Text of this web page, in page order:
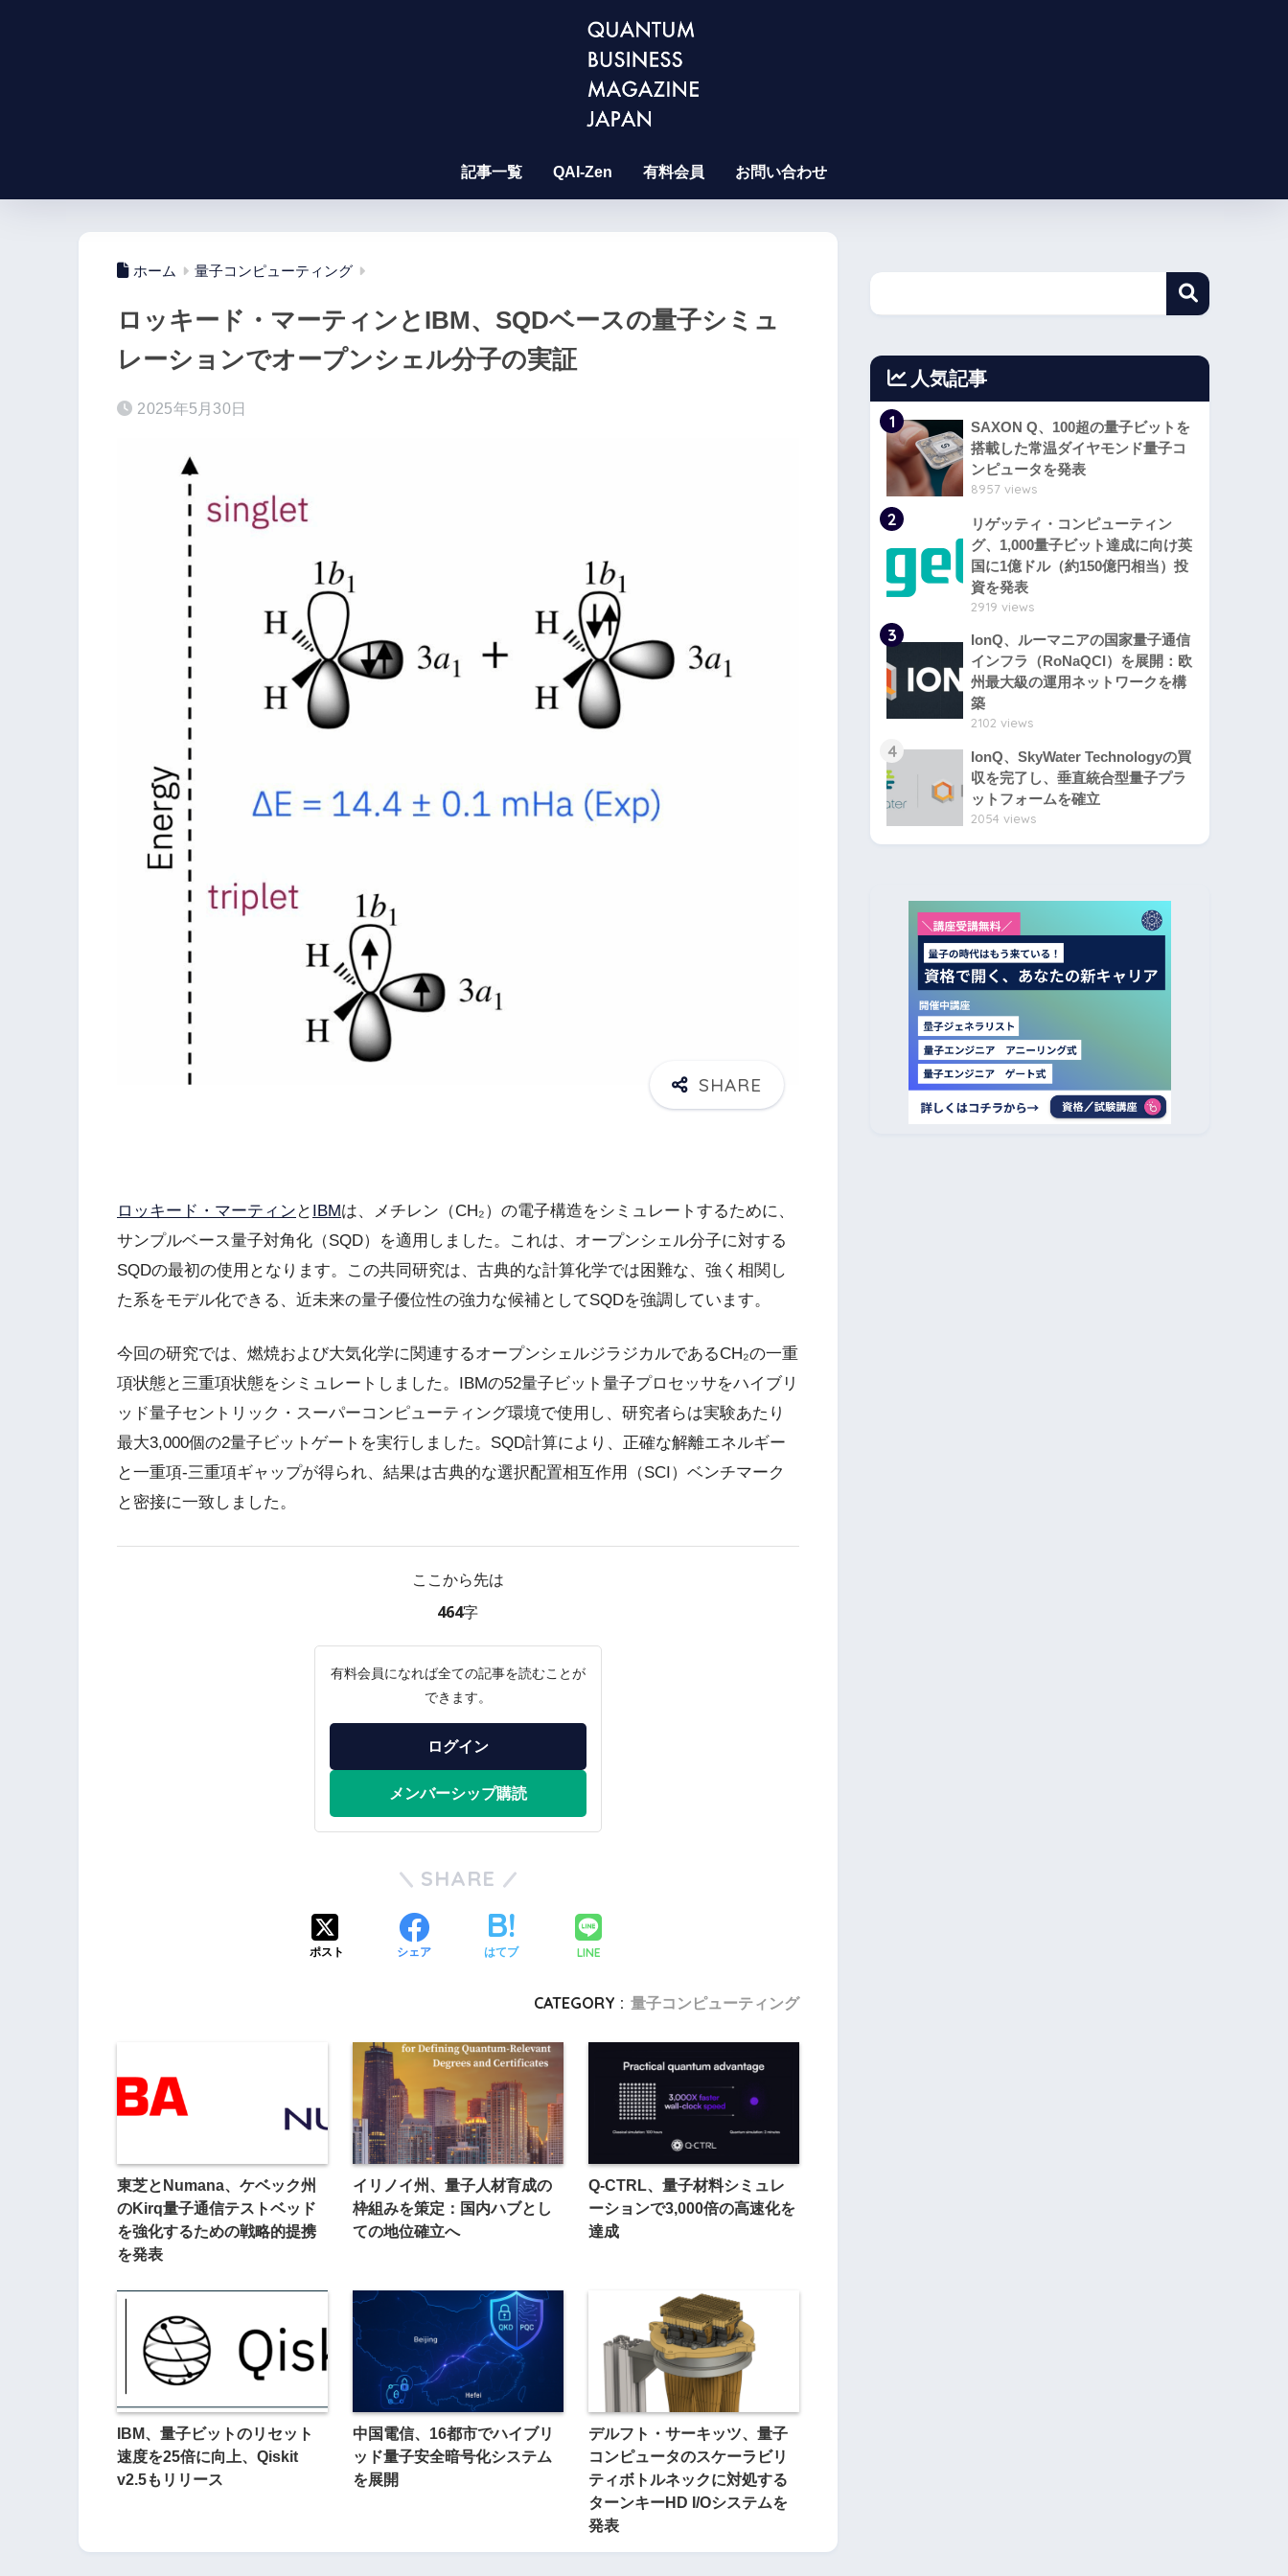
記事一覧 QAI-Zen 有料会員 お問い合わせ
ホーム 量子コンピューティング
ロッキード・マーティンとIBM、SQDベースの量子シミュ
レーションでオープンシェル分子の実証
2025年5月30日
ロッキード・マーティン と IBMは、メチレン（CH₂）の電子構造をシミュレートするために、
サンプルベース量子対角化（SQD）を適用しました。これは、オープンシェル分子に対する
SQDの最初の使用となります。この共同研究は、古典的な計算化学では困難な、強く相関し
た系をモデル化できる、近未来の量子優位性の強力な候補としてSQDを強調しています。
今回の研究では、燃焼および大気化学に関連するオープンシェルジラジカルであるCH₂の一重
項状態と三重項状態をシミュレートしました。IBMの52量子ビット量子プロセッサをハイブリ
ッド量子セントリック・スーパーコンピューティング環境で使用し、研究者らは実験あたり
最大3,000個の2量子ビットゲートを実行しました。SQD計算により、正確な解離エネルギー
と一重項-三重項ギャップが得られ、結果は古典的な選択配置相互作用（SCI）ベンチマーク
と密接に一致しました。
ここから先は
464字
有料会員になれば全ての記事を読むことが
できます。
ログイン
メンバーシップ購読
SHARE
ポスト シェア はてブ LINE
CATEGORY : 量子コンピューティング
東芝とNumana、ケベック州
のKirq量子通信テストベッド
を強化するための戦略的提携
を発表
イリノイ州、量子人材育成の
枠組みを策定：国内ハブとし
ての地位確立へ
Q-CTRL、量子材料シミュレ
ーションで3,000倍の高速化を
達成
IBM、量子ビットのリセット
速度を25倍に向上、Qiskit
v2.5もリリース
中国電信、16都市でハイブリ
ッド量子安全暗号化システム
を展開
デルフト・サーキッツ、量子
コンピュータのスケーラビリ
ティボトルネックに対処する
ターンキーHD I/Oシステムを
発表
人気記事
1
SAXON Q、100超の量子ビットを
搭載した常温ダイヤモンド量子コ
ンピュータを発表
8957 views
2
リゲッティ・コンピューティン
グ、1,000量子ビット達成に向け英
国に1億ドル（約150億円相当）投
資を発表
2919 views
3
IonQ、ルーマニアの国家量子通信
インフラ（RoNaQCI）を展開：欧
州最大級の運用ネットワークを構
築
2102 views
4
IonQ、SkyWater Technologyの買
収を完了し、垂直統合型量子プラ
ットフォームを確立
2054 views